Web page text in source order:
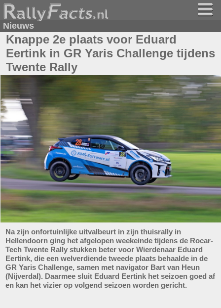
Nieuws
Knappe 2e plaats voor Eduard
Eertink in GR Yaris Challenge tijdens
Twente Rally
Na zijn onfortuinlijke uitvalbeurt in zijn thuisrally in
Hellendoorn ging het afgelopen weekeinde tijdens de Rocar-
Tech Twente Rally stukken beter voor Wierdenaar Eduard
Eertink, die een welverdiende tweede plaats behaalde in de
GR Yaris Challenge, samen met navigator Bart van Heun
(Nijverdal). Daarmee sluit Eduard Eertink het seizoen goed af
en kan het vizier op volgend seizoen worden gericht.